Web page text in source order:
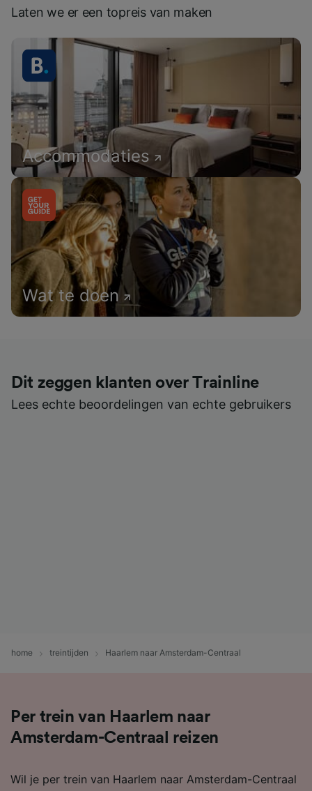
Laten we er een topreis van maken
Accommodaties
Wat te doen
Dit zeggen klanten over Trainline
Lees echte beoordelingen van echte gebruikers
home treintijden Haarlem naar Amsterdam-Centraal
Per trein van Haarlem naar
Amsterdam-Centraal reizen
Wil je per trein van Haarlem naar Amsterdam-Centraal